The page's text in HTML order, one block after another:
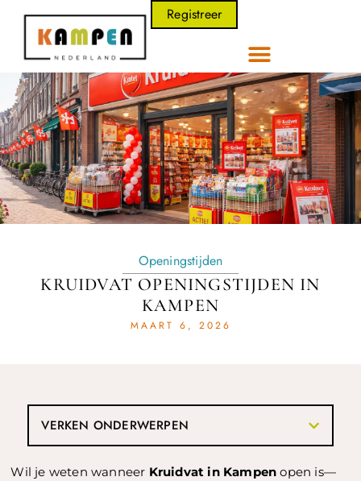
Registreer
Openingstijden
KRUIDVAT OPENINGSTIJDEN IN
KAMPEN
MAART 6, 2026
Wil je weten wanneer Kruidvat in Kampen open is—
VERKEN ONDERWERPEN